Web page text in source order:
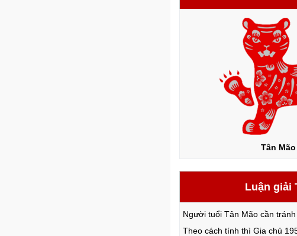
Tân Mão
Luận giải
Người tuổi Tân Mão cần
Theo cách tính thì Gia chủ